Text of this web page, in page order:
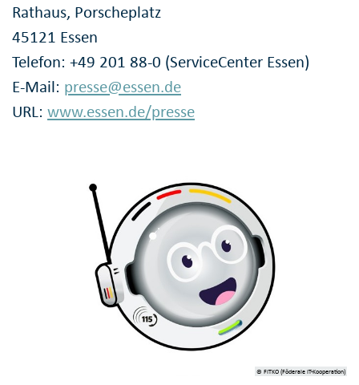
Rathaus, Porscheplatz
45121 Essen
Telefon: +49 201 88-0 (ServiceCenter Essen)
E-Mail: presse@essen.de
URL: www.essen.de/presse
© FITKO (Föderale IT-Kooperation)